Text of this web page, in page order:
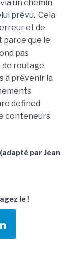
un chemin
prévu. Cela
et de
parce que le
pas
de routage
à prévenir la
defined
conteneurs.
par Jean
le !